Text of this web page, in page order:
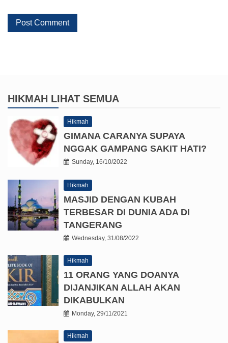
HIKMAH LIHAT SEMUA
Hikmah
GIMANA CARANYA SUPAYA
NGGAK GAMPANG SAKIT HATI?
Sunday, 16/10/2022
Hikmah
MASJID DENGAN KUBAH
TERBESAR DI DUNIA ADA DI
TANGERANG
Wednesday, 31/08/2022
Hikmah
11 ORANG YANG DOANYA
DIJANJIKAN ALLAH AKAN
DIKABULKAN
Monday, 29/11/2021
Hikmah